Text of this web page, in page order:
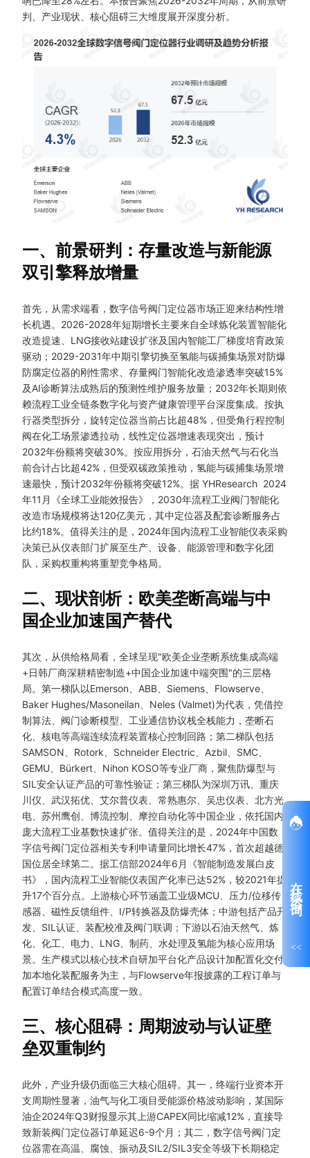
在线咨询
<<
判、产业现状、核心阻碍三大维度展开深度分析。
一、前景研判：存量改造与新能源
双引擎释放增量
首先，从需求端看，数字信号阀门定位器市场正迎来结构性增
长机遇。2026-2028年短期增长主要来自全球炼化装置智能化
改造提速、LNG接收站建设扩张及国内智能工厂梯度培育政策
驱动；2029-2031年中期引擎切换至氢能与碳捕集场景对防爆
防腐定位器的刚性需求、存量阀门智能化改造渗透率突破15%
及AI诊断算法成熟后的预测性维护服务放量；2032年长期则依
赖流程工业全链条数字化与资产健康管理平台深度集成。按执
行器类型拆分，旋转定位器当前占比超48%，但受角行程控制
阀在化工场景渗透拉动，线性定位器增速表现突出，预计
2032年份额将突破30%。按应用拆分，石油天然气与石化当
前合计占比超42%，但受双碳政策推动，氢能与碳捕集场景增
速最快，预计2032年份额将突破12%。据YHResearch 2024
年11月《全球工业能效报告》，2030年流程工业阀门智能化
改造市场规模将达120亿美元，其中定位器及配套诊断服务占
比约18%。值得关注的是，2024年国内流程工业智能仪表采购
决策已从仪表部门扩展至生产、设备、能源管理和数字化团
队，采购权重构将重塑竞争格局。
二、现状剖析：欧美垄断高端与中
国企业加速国产替代
其次，从供给格局看，全球呈现"欧美企业垄断系统集成高端
+日韩厂商深耕精密制造+中国企业加速中端突围"的三层格
局。第一梯队以Emerson、ABB、Siemens、Flowserve、
Baker Hughes/Masoneilan、Neles (Valmet)为代表，凭借控
制算法、阀门诊断模型、工业通信协议栈全栈能力，垄断石
化、核电等高端连续流程装置核心控制回路；第二梯队包括
SAMSON、Rotork、Schneider Electric、Azbil、SMC、
GEMU、Bürkert、Nihon KOSO等专业厂商，聚焦防爆型与
SIL安全认证产品的可靠性验证；第三梯队为深圳万讯、重庆
川仪、武汉拓优、艾尔普仪表、常熟惠尔、吴忠仪表、北方光
电、苏州鹰创、博流控制、摩控自动化等中国企业，依托国内
庞大流程工业基数快速扩张。值得关注的是，2024年中国数
字信号阀门定位器相关专利申请量同比增长47%，首次超越德
国位居全球第二。据工信部2024年6月《智能制造发展白皮
书》，国内流程工业智能仪表国产化率已达52%，较2021年提
升17个百分点。上游核心环节涵盖工业级MCU、压力/位移传
感器、磁性反馈组件、I/P转换器及防爆壳体；中游包括产品开
发、SIL认证、装配校准及阀门联调；下游以石油天然气、炼
化、化工、电力、LNG、制药、水处理及氢能为核心应用场
景。生产模式以核心技术自研加平台化产品设计加配置化交付
加本地化装配服务为主，与Flowserve年报披露的工程订单与
配置订单结合模式高度一致。
三、核心阻碍：周期波动与认证壁
垒双重制约
此外，产业升级仍面临三大核心阻碍。其一，终端行业资本开
支周期性显著，油气与化工项目受能源价格波动影响，某国际
油企2024年Q3财报显示其上游CAPEX同比缩减12%，直接导
致新装阀门定位器订单延迟6-9个月；其二，数字信号阀门定
位器需在高温、腐蚀、振动及SIL2/SIL3安全等级下长期稳定